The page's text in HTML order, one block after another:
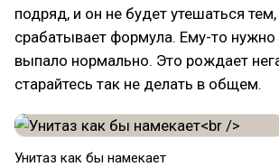
подряд, и он не будет утешаться тем,
срабатывает формула. Ему-то
выпало нормально. Это рождает
старайтесь так не делать в общем.
Унитаз как бы намекает